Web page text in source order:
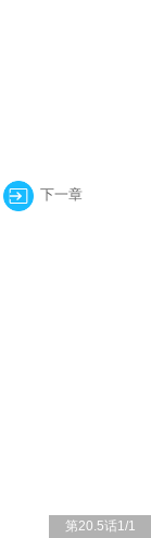
第20.5话1/1
下一章